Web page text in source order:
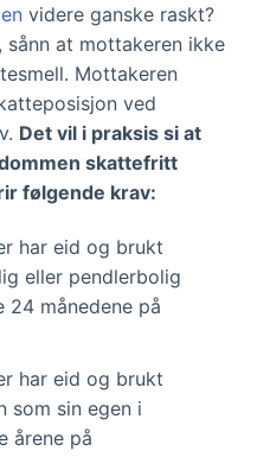
videre ganske raskt?
at mottakeren ikke
Mottakeren
ved
Det vil i praksis si at
skattefritt
følgende krav:
har eid og brukt
eller pendlerbolig
24 månedene på
har eid og brukt
som sin egen i
årene på